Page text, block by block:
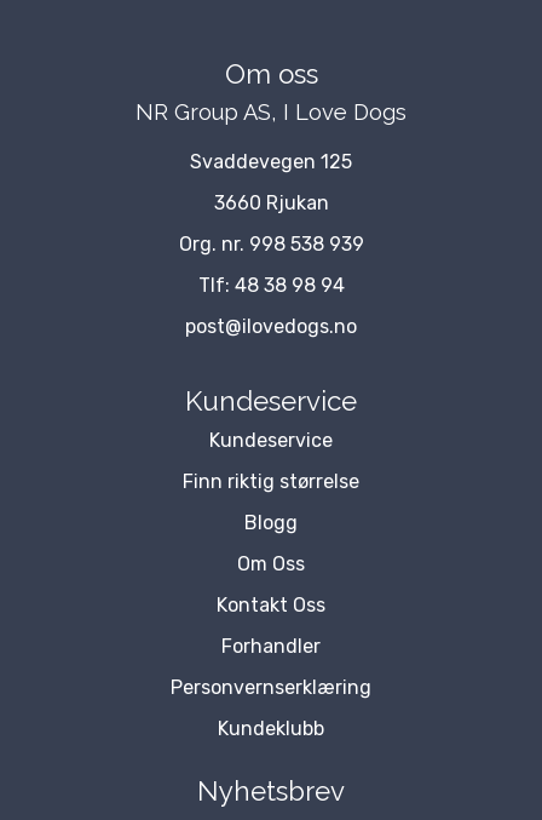
Om oss
NR Group AS, I Love Dogs
Svaddevegen 125
3660 Rjukan
Org. nr. 998 538 939
Tlf: 48 38 98 94
post@ilovedogs.no
Kundeservice
Kundeservice
Finn riktig størrelse
Blogg
Om Oss
Kontakt Oss
Forhandler
Personvernserklæring
Kundeklubb
Nyhetsbrev